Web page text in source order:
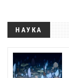
НАУКА